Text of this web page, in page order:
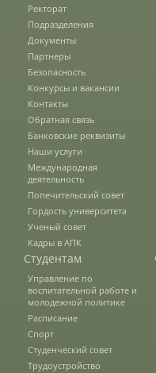
Условия труда
Закупки
Учебный
Защита
Информация о
Учетная
Партнеры
Ректорат
Подразделения
Документы
Партнеры
Безопасность
Конкурсы и вакансии
Контакты
Обратная связь
Банковские реквизиты
Наши услуги
Международная
деятельность
Попечительский совет
Гордость университета
Ученый совет
Кадры в АПК
Студентам
Управление по
воспитательной работе и
молодежной политике
Расписание
Спорт
Студенческий совет
Трудоустройство